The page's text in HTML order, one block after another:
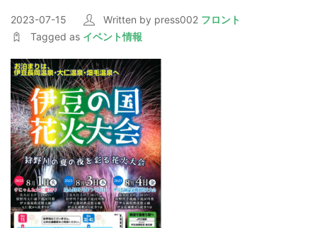
2023-07-15 Written by press002 フロント
Tagged as イベント情報